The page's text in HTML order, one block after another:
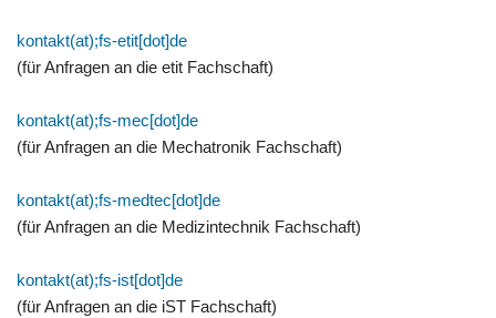
kontakt(at);fs-etit[dot]de
(für Anfragen an die etit Fachschaft)
kontakt(at);fs-mec[dot]de
(für Anfragen an die Mechatronik Fachschaft)
kontakt(at);fs-medtec[dot]de
(für Anfragen an die Medizintechnik Fachschaft)
kontakt(at);fs-ist[dot]de
(für Anfragen an die iST Fachschaft)